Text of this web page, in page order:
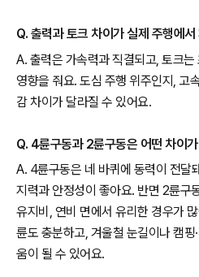
Q. 출력과 토크 차이가 실제 주행에
A. 출력은 가속력과 직결되고, 토크
영향을 줘요. 도심 주행 위주인지, 고
감 차이가 달라질 수 있어요.
Q. 4륜구동과 2륜구동은 어떤 차이
A. 4륜구동은 네 바퀴에 동력이 전달
지력과 안정성이 좋아요. 반면 2륜구
유지비, 연비 면에서 유리한 경우가
륜도 충분하고, 겨울철 눈길이나 캠
움이 될 수 있어요.